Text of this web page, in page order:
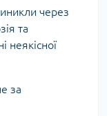
через
та
неякісної
за